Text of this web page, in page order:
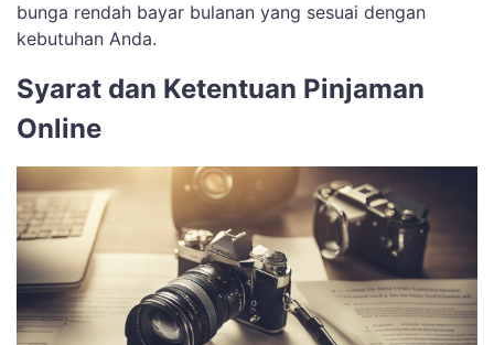
bunga rendah bayar bulanan yang sesuai dengan
kebutuhan Anda.
Syarat dan Ketentuan Pinjaman
Online